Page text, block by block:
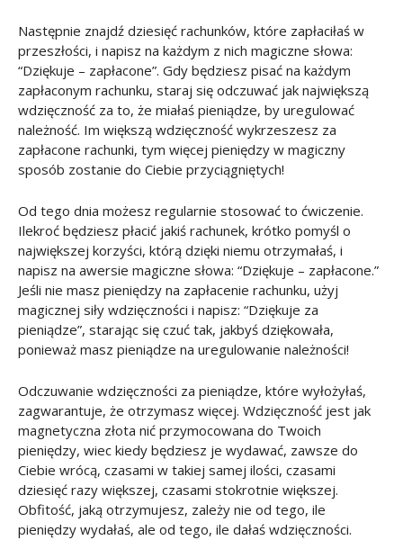
Następnie znajdź dziesięć rachunków, które zapłaciłaś w
przeszłości, i napisz na każdym z nich magiczne słowa:
“Dziękuje – zapłacone”. Gdy będziesz pisać na każdym
zapłaconym rachunku, staraj się odczuwać jak największą
wdzięczność za to, że miałaś pieniądze, by uregulować
należność. Im większą wdzięczność wykrzeszesz za
zapłacone rachunki, tym więcej pieniędzy w magiczny
sposób zostanie do Ciebie przyciągniętych!
Od tego dnia możesz regularnie stosować to ćwiczenie.
Ilekroć będziesz płacić jakiś rachunek, krótko pomyśl o
największej korzyści, którą dzięki niemu otrzymałaś, i
napisz na awersie magiczne słowa: “Dziękuje – zapłacone.”
Jeśli nie masz pieniędzy na zapłacenie rachunku, użyj
magicznej siły wdzięczności i napisz: “Dziękuje za
pieniądze”, starając się czuć tak, jakbyś dziękowała,
ponieważ masz pieniądze na uregulowanie należności!
Odczuwanie wdzięczności za pieniądze, które wyłożyłaś,
zagwarantuje, że otrzymasz więcej. Wdzięczność jest jak
magnetyczna złota nić przymocowana do Twoich
pieniędzy, wiec kiedy będziesz je wydawać, zawsze do
Ciebie wrócą, czasami w takiej samej ilości, czasami
dziesięć razy większej, czasami stokrotnie większej.
Obfitość, jaką otrzymujesz, zależy nie od tego, ile
pieniędzy wydałaś, ale od tego, ile dałaś wdzięczności.